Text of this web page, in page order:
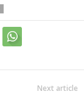
Next article